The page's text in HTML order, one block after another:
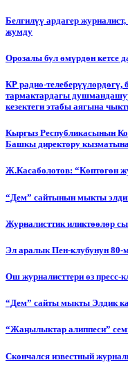
Белгилүү ардагер
жумду
Орозалы бул өмүрдөн кетсе
КР радио-
тармактардагы
кезектеги этабы аягына
Кыргыз Республикасынын
Башкы директору
Ж.Касаболотов: “Көптөгөн
“Дем” сайтынын мыкты
Журналисттик иликтөөлөр
Эл аралык Пен-клубунун 80-
Ош журналисттери өз пресс-
“Дем” сайты мыкты Элдик
“Жаңылыктар алиппеси”
Cкончался известный